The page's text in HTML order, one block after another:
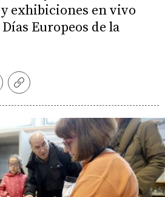
exhibiciones en vivo
Europeos de la
Copiar